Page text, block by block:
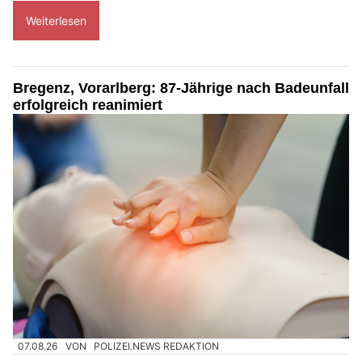
Weiterlesen
Bregenz, Vorarlberg: 87-Jährige nach Badeunfall
erfolgreich reanimiert
07.08.26 VON POLIZEI.NEWS REDAKTION